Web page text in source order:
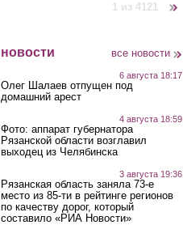
1 из 4121
новости все новости
6 августа 18:17
Олег Шалаев отпущен под
домашний арест
4 августа 18:59
Фото: аппарат губернатора
Рязанской области возглавил
выходец из Челябинска
3 августа 19:36
Рязанская область заняла 73-е
место из 85-ти в рейтинге регионов
по качеству дорог, который
составило «РИА Новости»